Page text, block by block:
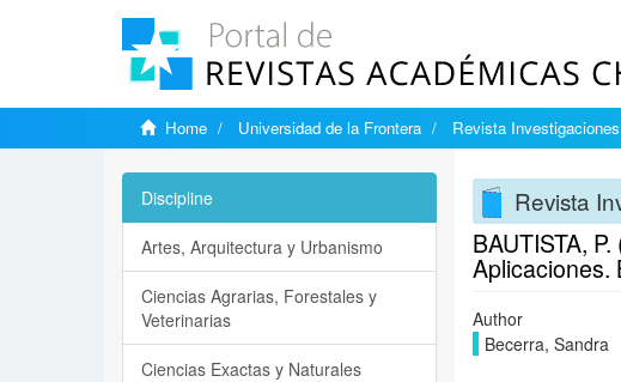
Home Universidad de la Frontera Revista
Revista
BAUTISTA,
Aplicaciones.
Author
Becerra, Sandra
Discipline
Artes, Arquitectura y Urbanismo
Ciencias Agrarias, Forestales y
Veterinarias
Ciencias Exactas y Naturales